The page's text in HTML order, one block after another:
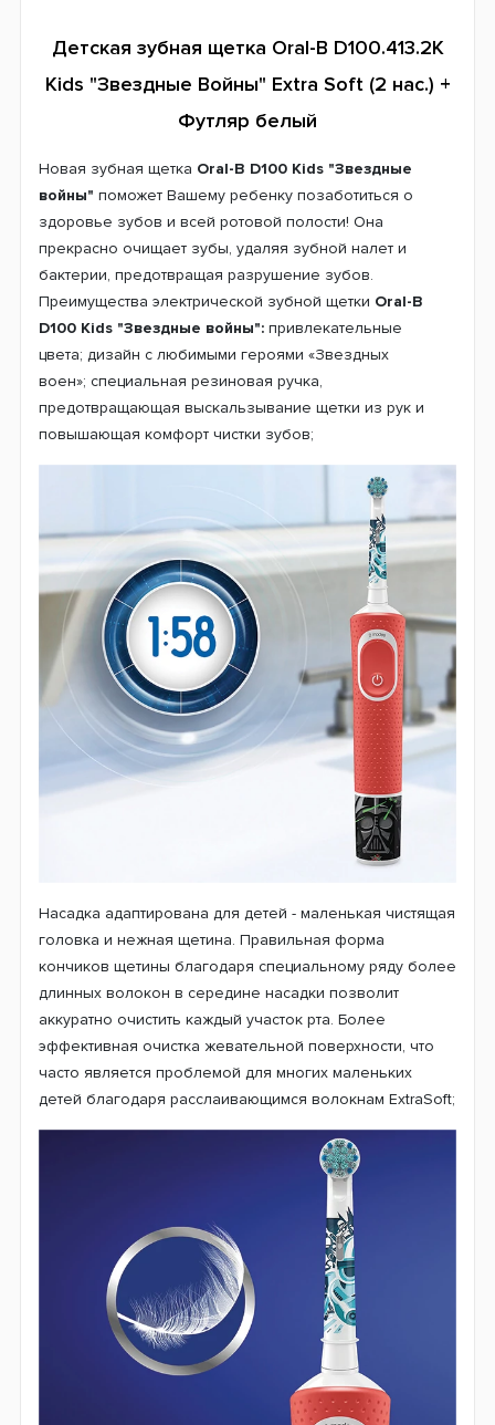
Детская зубная щетка Oral-B D100.413.2K
Kids "Звездные Войны" Extra Soft (2 нас.) +
Футляр белый
Новая зубная щетка Oral-B D100 Kids "Звездные
войны" поможет Вашему ребенку позаботиться о
здоровье зубов и всей ротовой полости! Она
прекрасно очищает зубы, удаляя зубной налет и
бактерии, предотвращая разрушение зубов.
Преимущества электрической зубной щетки Oral-B
D100 Kids "Звездные войны": привлекательные
цвета; дизайн с любимыми героями «Звездных
воен»; специальная резиновая ручка,
предотвращающая выскальзывание щетки из рук и
повышающая комфорт чистки зубов;
Насадка адаптирована для детей - маленькая чистящая
головка и нежная щетина. Правильная форма
кончиков щетины благодаря специальному ряду более
длинных волокон в середине насадки позволит
аккуратно очистить каждый участок рта. Более
эффективная очистка жевательной поверхности, что
часто является проблемой для многих маленьких
детей благодаря расслаивающимся волокнам ExtraSoft;